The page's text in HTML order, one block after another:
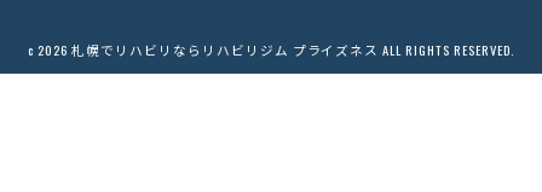
c 2026 札幌でリハビリならリハビリジム プライズネス ALL RIGHTS RESERVED.